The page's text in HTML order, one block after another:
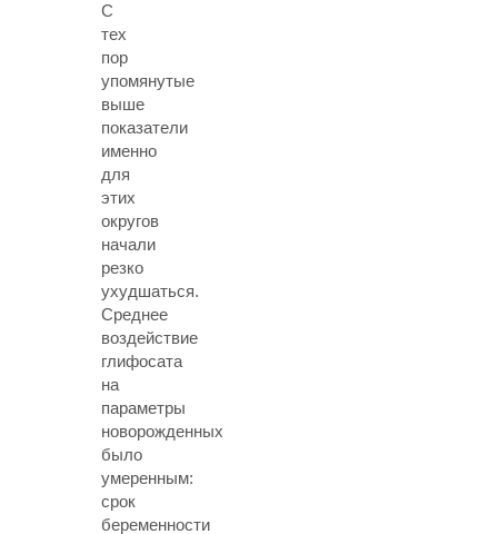
С
тех
пор
упомянутые
выше
показатели
именно
для
этих
округов
начали
резко
ухудшаться.
Среднее
воздействие
глифосата
на
параметры
новорожденных
было
умеренным:
срок
беременности